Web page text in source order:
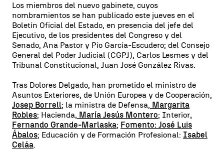
Los miembros del nuevo gabinete, cuyos
nombramientos se han publicado este jueves en el
Boletín Oficial del Estado, en presencia del jefe del
Ejecutivo, de los presidentes del Congreso y del
Senado, Ana Pastor y Pío García-Escudero; del Consejo
General del Poder Judicial (CGPJ), Carlos Lesmes y del
Tribunal Constitucional, Juan José González Rivas.
Tras Dolores Delgado, han prometido el ministro de
Asuntos Exteriores, de Unión Europea y de Cooperación,
Josep Borrell; la ministra de Defensa, Margarita
Robles; Hacienda, María Jesús Montero; Interior,
Fernando Grande-Marlaska; Fomento: José Luis
Ábalos; Educación y de Formación Profesional: Isabel
Celáa.